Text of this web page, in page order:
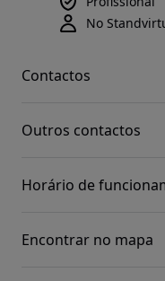
No
Contactos
Outros contactos
Horário de
Encontrar no mapa